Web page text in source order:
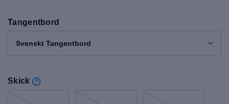
Tangentbord
Svenskt Tangentbord
Skick